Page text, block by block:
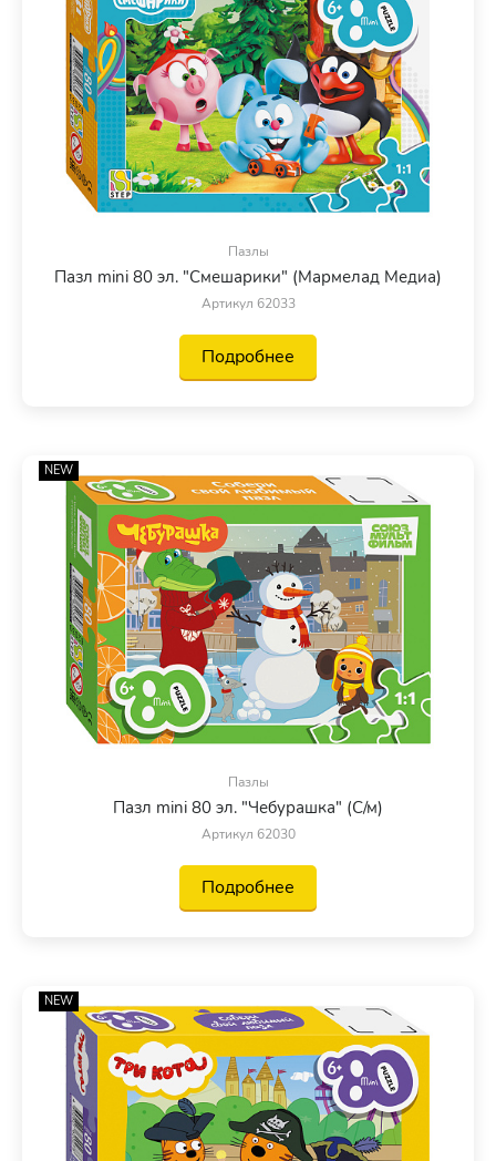
Пазлы
Пазл mini 80 эл. "Смешарики" (Мармелад Медиа)
Артикул 62033
Подробнее
NEW
Пазлы
Пазл mini 80 эл. "Чебурашка" (С/м)
Артикул 62030
Подробнее
NEW